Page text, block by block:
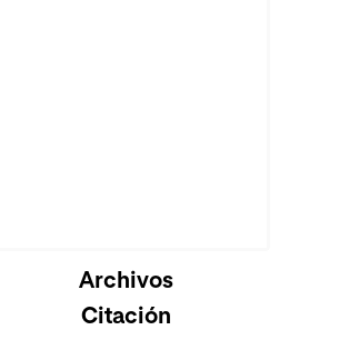
Cargando...
Archivos
Citación